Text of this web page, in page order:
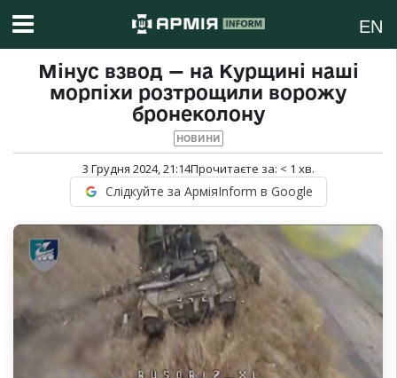
EN
Мінус взвод — на Курщині наші
морпіхи розтрощили ворожу
бронеколону
НОВИНИ
3 Грудня 2024, 21:14Прочитаєте за: < 1 хв.
Слідкуйте за АрміяInform в Google